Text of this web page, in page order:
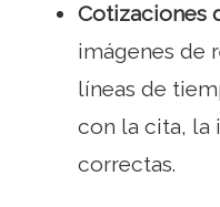
Cotizaciones
imágenes de
líneas de
con la cita, la
correctas.